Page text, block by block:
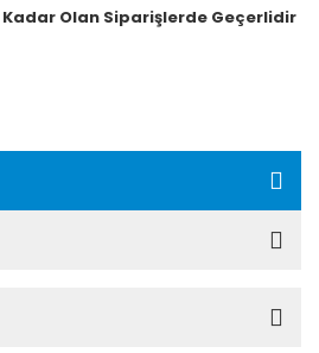
Kadar Olan Siparişlerde Geçerlidir